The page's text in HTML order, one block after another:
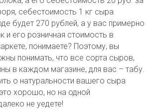
себестоимость 1 кг сыра
будет 270 рублей, а у вас примерно
и его розничная стоимость в
понимаете? Поэтому, вы
понимать, что все сорта сыров,
в каждом магазине, для вас – табу.
о натуральности вашего сыра
хорошо, но на одной
не уедете!